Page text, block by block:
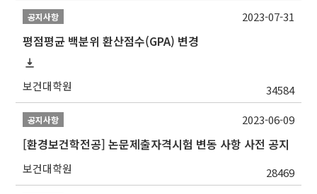
공지사항
평점평균 백분위 환산점수(GPA) 변경
보건대학원 34584
2023-07-31
공지사항
[환경보건학전공] 논문제출자격시험 변동 사항 사전 공지
보건대학원 28469
2023-06-09